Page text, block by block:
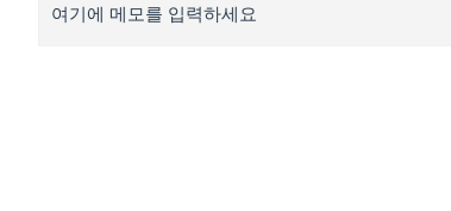
여기에 메모를 입력하세요